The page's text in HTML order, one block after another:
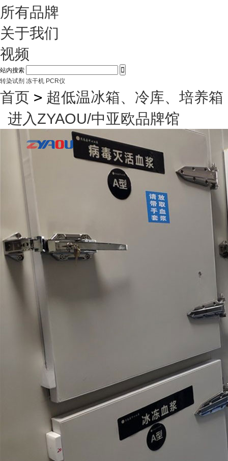
所有品牌
关于我们
视频
站内搜索 
转染试剂 冻干机 PCR仪
首页 > 超低温冰箱、冷库、培养箱
进入ZYAOU/中亚欧品牌馆